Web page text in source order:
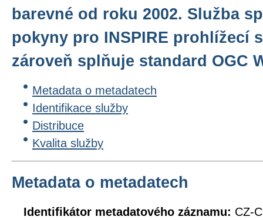
barevné od roku 2002. Služba
pokyny pro INSPIRE prohlížecí
zároveň splňuje standard OGC
Metadata o metadatech
Identifikace služby
Distribuce
Kvalita služby
Metadata o metadatech
Identifikátor metadatového záznamu: CZ-